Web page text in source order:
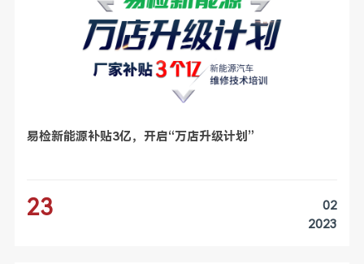
易检新能源补贴3亿，开启“万店升级计划”
23
02
2023